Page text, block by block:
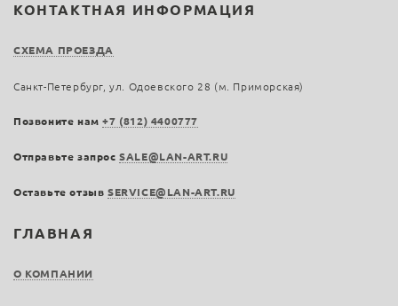
ГЛАВНАЯ
О КОМПАНИИ
КОНТАКТНАЯ ИНФОРМАЦИЯ
СХЕМА ПРОЕЗДА
Санкт-Петербург, ул. Одоевского 28 (м. Приморская)
Позвоните нам+7 (812) 4400777
Отправьте запросSALE@LAN-ART.RU
Оставьте отзыв SERVICE@LAN-ART.RU